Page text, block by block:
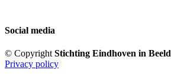
Social media
© Copyright Stichting Eindhoven in Beeld
Privacy policy